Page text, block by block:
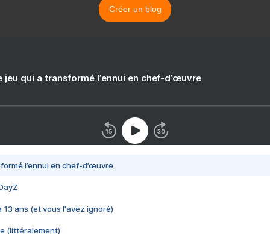
Créer un blog
jeu qui a transformé l’ennui en chef-d’œuvre
l’ennui en chef-d’œuvre
13 ans (et vous l'avez ignoré)
(littéralement)